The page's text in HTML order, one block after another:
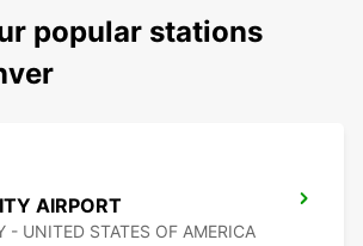
popular stations
AIRPORT
- UNITED STATES OF AMERICA